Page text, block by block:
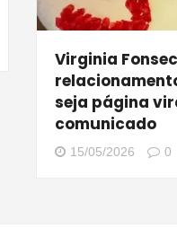
Virginia
seja página
comunicado
15/05/2026 0